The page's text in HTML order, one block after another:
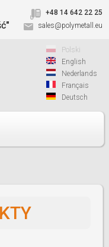
+48 14 642 22 25
sales@polymetall.eu
Polski
English
Nederlands
Français
Deutsch